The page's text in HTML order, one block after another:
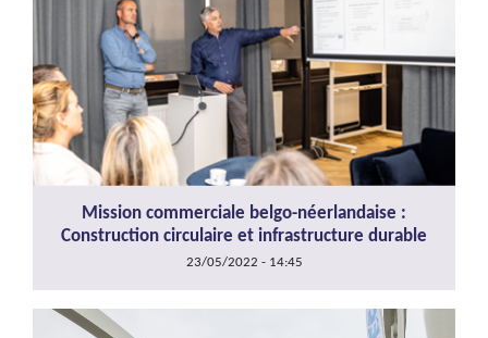
Mission commerciale belgo-néerlandaise :
Construction circulaire et infrastructure durable
23/05/2022 - 14:45